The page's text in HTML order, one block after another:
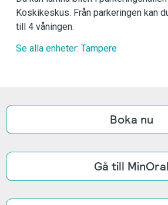
Koskikeskus. Från parkeringen kan
till 4 våningen.
Se alla enheter: Tampere
Boka nu
Gå till MinOral